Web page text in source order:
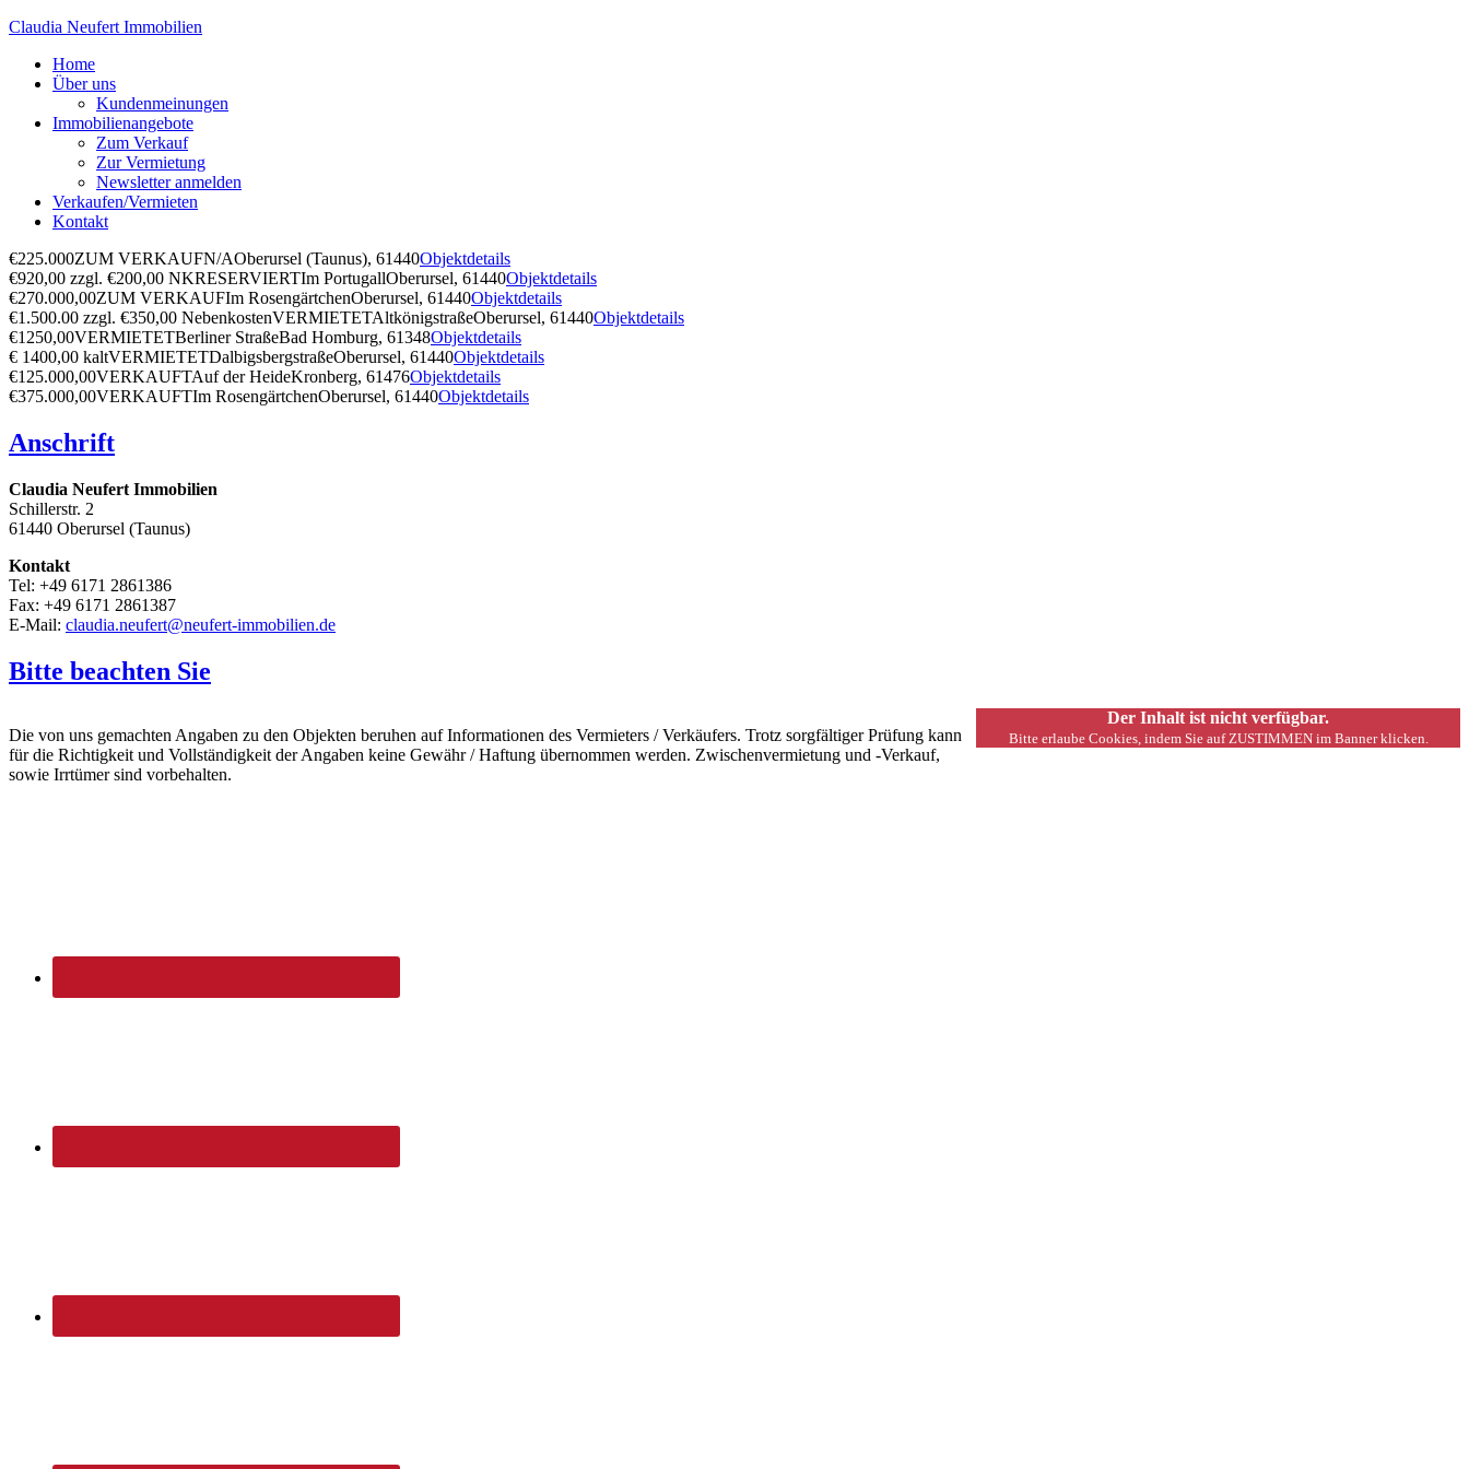
Claudia Neufert Immobilien
Home
Über uns
Kundenmeinungen
Immobilienangebote
Zum Verkauf
Zur Vermietung
Newsletter anmelden
Verkaufen/Vermieten
Kontakt
€225.000ZUM VERKAUFN/AOberursel (Taunus), 61440Objektdetails
€920,00 zzgl. €200,00 NKRESERVIERTIm PortugallOberursel, 61440Objektdetails
€270.000,00ZUM VERKAUFIm RosengärtchenOberursel, 61440Objektdetails
€1.500.00 zzgl. €350,00 NebenkostenVERMIETETAltkönigstraßeOberursel, 61440Objektdetails
€1250,00VERMIETETBerliner StraßeBad Homburg, 61348Objektdetails
€ 1400,00 kaltVERMIETETDalbigsbergstraßeOberursel, 61440Objektdetails
€125.000,00VERKAUFTAuf der HeideKronberg, 61476Objektdetails
€375.000,00VERKAUFTIm RosengärtchenOberursel, 61440Objektdetails
Anschrift
Claudia Neufert Immobilien
Schillerstr. 2
61440 Oberursel (Taunus)
Kontakt
Tel: +49 6171 2861386
Fax: +49 6171 2861387
E-Mail: claudia.neufert@neufert-immobilien.de
Bitte beachten Sie
Die von uns gemachten Angaben zu den Objekten beruhen auf Informationen des Vermieters / Verkäufers. Trotz sorgfältiger Prüfung kann
für die Richtigkeit und Vollständigkeit der Angaben keine Gewähr / Haftung übernommen werden. Zwischenvermietung und -Verkauf,
sowie Irrtümer sind vorbehalten.
Der Inhalt ist nicht verfügbar.
Bitte erlaube Cookies, indem Sie auf ZUSTIMMEN im Banner klicken.